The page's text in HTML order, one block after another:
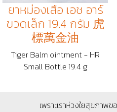
ยาหม่องเสือ เอช อาร์
ขวดเล็ก 19.4 กรัม 虎
標萬金油
Tiger Balm ointment - HR
Small Bottle 19.4 g
เพราะเราห่วงใยสุขภา